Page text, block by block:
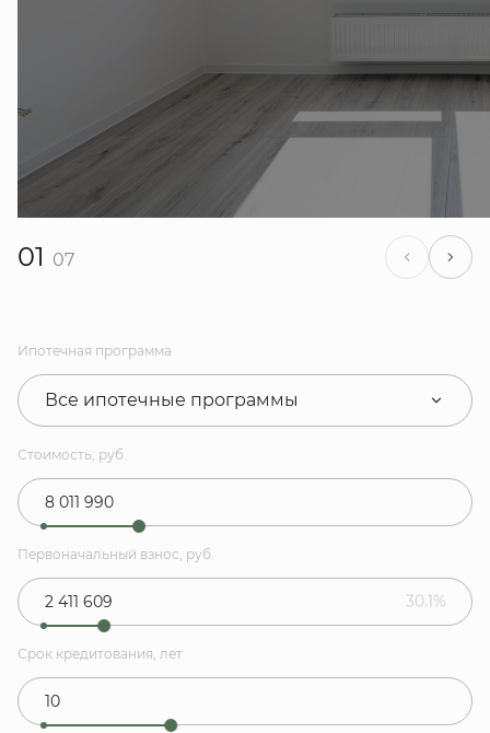
01 07
Ипотечная программа
Все ипотечные программы
Стоимость, руб.
Первоначальный взнос, руб.
30.1%
Срок кредитования, лет